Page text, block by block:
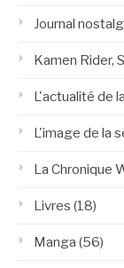
Journal
Kamen Rider,
L'actualité de
L'image de la
La Chronique
Livres (18)
Manga (56)